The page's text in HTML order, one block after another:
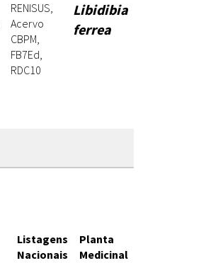
RENISUS,
Acervo
CBPM,
FB7Ed,
RDC10
Libidibia
ferrea
Listagens
Nacionais
Planta
Medicinal